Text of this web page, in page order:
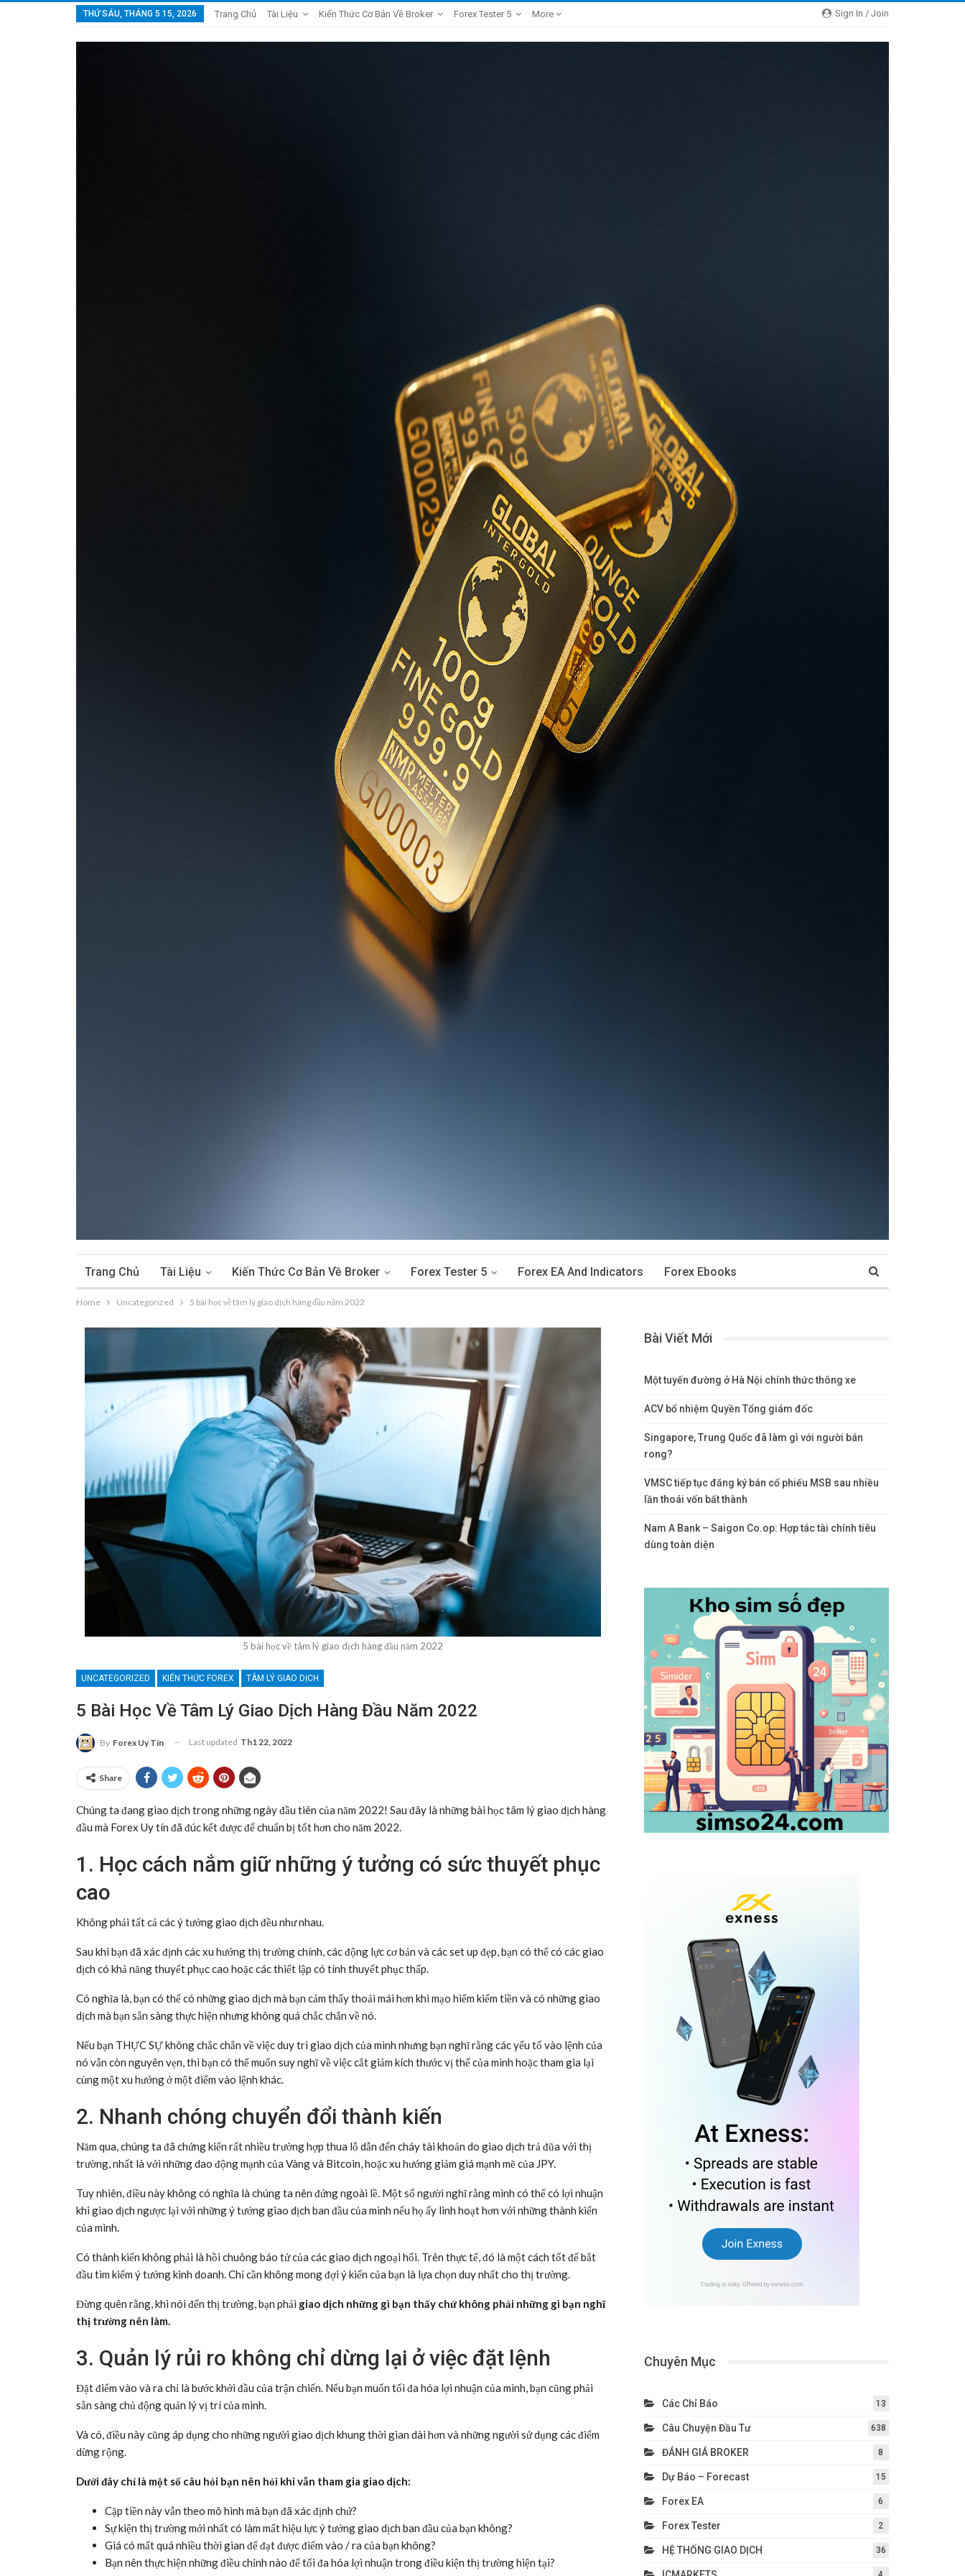
Sign In / Join
THỨ SÁU, THÁNG 5 15, 2026 Trang Chủ Tài Liệu Kiến Thức Cơ Bản Về Broker Forex Tester 5 More
Trang Chủ Tài Liệu Kiến Thức Cơ Bản Về Broker Forex Tester 5 Forex EA And Indicators Forex Ebooks
Home Uncategorized 5 bài học về tâm lý giao dịch hàng đầu năm 2022
5 bài học về tâm lý giao dịch hàng đầu năm 2022
UNCATEGORIZED KIẾN THỨC FOREX TÂM LÝ GIAO DỊCH
5 Bài Học Về Tâm Lý Giao Dịch Hàng Đầu Năm 2022
By Forex Uy Tín Last updated Th1 22, 2022
Share
Chúng ta đang giao dịch trong những ngày đầu tiên của năm 2022! Sau đây là những bài học tâm lý giao dịch hàng
đầu mà Forex Uy tín đã đúc kết được để chuẩn bị tốt hơn cho năm 2022.
1. Học cách nắm giữ những ý tưởng có sức thuyết phục
cao
Không phải tất cả các ý tưởng giao dịch đều như nhau.
Sau khi bạn đã xác định các xu hướng thị trường chính, các động lực cơ bản và các set up đẹp, bạn có thể có các giao
dịch có khả năng thuyết phục cao hoặc các thiết lập có tính thuyết phục thấp.
Có nghĩa là, bạn có thể có những giao dịch mà bạn cảm thấy thoải mái hơn khi mạo hiểm kiếm tiền và có những giao
dịch mà bạn sẵn sàng thực hiện nhưng không quá chắc chắn về nó.
Nếu bạn THỰC SỰ không chắc chắn về việc duy trì giao dịch của mình nhưng bạn nghĩ rằng các yếu tố vào lệnh của
nó vẫn còn nguyên vẹn, thì bạn có thể muốn suy nghĩ về việc cắt giảm kích thước vị thế của mình hoặc tham gia lại
cùng một xu hướng ở một điểm vào lệnh khác.
2. Nhanh chóng chuyển đổi thành kiến
Năm qua, chúng ta đã chứng kiến rất nhiều trường hợp thua lỗ dẫn đến cháy tài khoản do giao dịch trả đũa với thị
trường, nhất là với những dao động mạnh của Vàng và Bitcoin, hoặc xu hướng giảm giá mạnh mẽ của JPY.
Tuy nhiên, điều này không có nghĩa là chúng ta nên đứng ngoài lề. Một số người nghĩ rằng mình có thể có lợi nhuận
khi giao dịch ngược lại với những ý tưởng giao dịch ban đầu của mình nếu họ ấy linh hoạt hơn với những thành kiến
của mình.
Có thành kiến không phải là hồi chuông báo tử của các giao dịch ngoại hối. Trên thực tế, đó là một cách tốt để bắt
đầu tìm kiếm ý tưởng kinh doanh. Chỉ cần không mong đợi ý kiến của bạn là lựa chọn duy nhất cho thị trường.
Đừng quên rằng, khi nói đến thị trường, bạn phải giao dịch những gì bạn thấy chứ không phải những gì bạn nghĩ
thị trường nên làm.
3. Quản lý rủi ro không chỉ dừng lại ở việc đặt lệnh
Đặt điểm vào và ra chỉ là bước khởi đầu của trận chiến. Nếu bạn muốn tối đa hóa lợi nhuận của mình, bạn cũng phải
sẵn sàng chủ động quản lý vị trí của mình.
Và có, điều này cũng áp dụng cho những người giao dịch khung thời gian dài hơn và những người sử dụng các điểm
dừng rộng.
Dưới đây chỉ là một số câu hỏi bạn nên hỏi khi vẫn tham gia giao dịch:
Cặp tiền này vẫn theo mô hình mà bạn đã xác định chứ?
Sự kiện thị trường mới nhất có làm mất hiệu lực ý tưởng giao dịch ban đầu của bạn không?
Giá có mất quá nhiều thời gian để đạt được điểm vào / ra của bạn không?
Bạn nên thực hiện những điều chỉnh nào để tối đa hóa lợi nhuận trong điều kiện thị trường hiện tại?
Bài Viết Mới
Một tuyến đường ở Hà Nội chính thức thông xe
ACV bổ nhiệm Quyền Tổng giám đốc
Singapore, Trung Quốc đã làm gì với người bán
rong?
VMSC tiếp tục đăng ký bán cổ phiếu MSB sau nhiều
lần thoái vốn bất thành
Nam A Bank – Saigon Co.op: Hợp tác tài chính tiêu
dùng toàn diện
Chuyên Mục
Các Chỉ Báo 13
Câu Chuyện Đầu Tư 638
ĐÁNH GIÁ BROKER 8
Dự Báo – Forecast 15
Forex EA 6
Forex Tester 2
HỆ THỐNG GIAO DỊCH 36